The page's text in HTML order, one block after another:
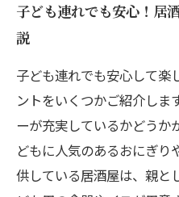
子ども連れでも安心！居
説
子ども連れでも安心して楽
ントをいくつかご紹介しま
ーが充実しているかどうか
どもに人気のあるおにぎ
供している居酒屋は、親と